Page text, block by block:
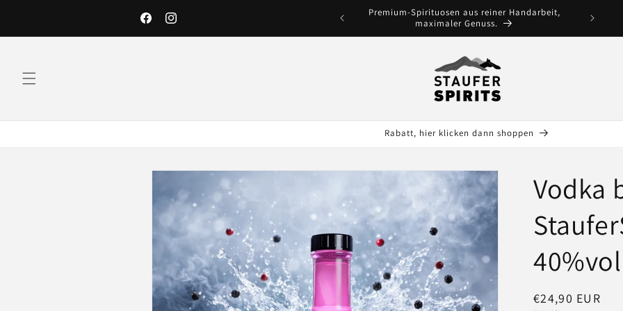
FacebookInstagram
Premium-Spirituosen aus reiner Handarbeit,
maximaler Genuss.
Rabatt, hier klicken dann shoppen
Skip to
information
Vodka
Regular
€24,90 EUR